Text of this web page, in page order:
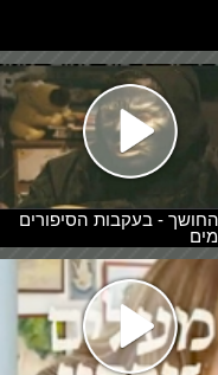
- בעקבות הסיפורים